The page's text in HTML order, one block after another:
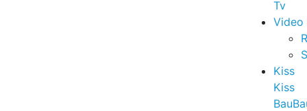
Tv
Video
Kiss
Kiss